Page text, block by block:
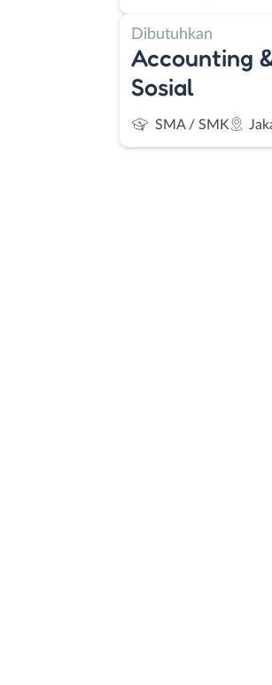
Dibutuhkan
Accounting
Sosial
SMA / SMK